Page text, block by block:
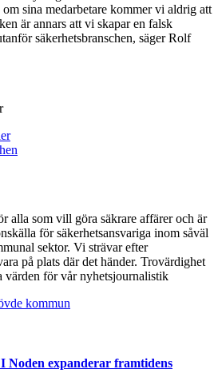
sina medarbetare kommer vi aldrig att
är annars att vi skapar en falsk
säkerhetsbranschen, säger Rolf
alla som vill göra säkrare affärer och är
för säkerhetsansvariga inom såväl
sektor. Vi strävar efter
på plats där det händer. Trovärdighet
värden för vår nyhetsjournalistik
kommun
Noden expanderar framtidens